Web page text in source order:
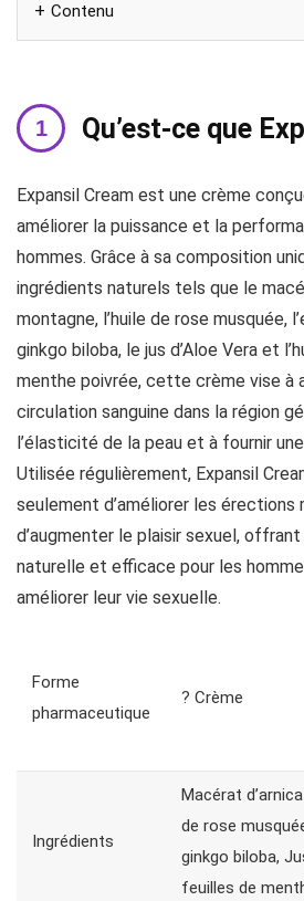
Contenu
Qu’est-ce que
Expansil Cream est une crème
améliorer la puissance et la
hommes. Grâce à sa composition
ingrédients naturels tels que le
montagne, l’huile de rose musquée,
ginkgo biloba, le jus d’Aloe Vera et
menthe poivrée, cette crème vise à
circulation sanguine dans la région
l’élasticité de la peau et à fournir
Utilisée régulièrement, Expansil
seulement d’améliorer les érections
d’augmenter le plaisir sexuel,
naturelle et efficace pour les
améliorer leur vie sexuelle.
Forme
pharmaceutique
? Crème
Ingrédients
Macérat
de rose
ginkgo biloba,
feuilles de